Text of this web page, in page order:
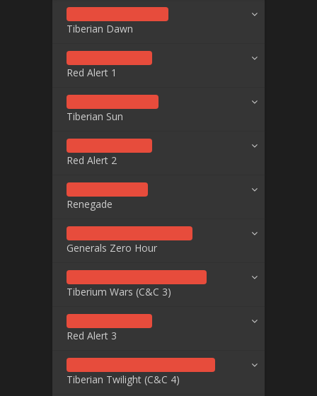
Tiberian Dawn
Red Alert 1
Tiberian Sun
Red Alert 2
Renegade
Generals Zero Hour
Tiberium Wars (C&C 3)
Red Alert 3
Tiberian Twilight (C&C 4)